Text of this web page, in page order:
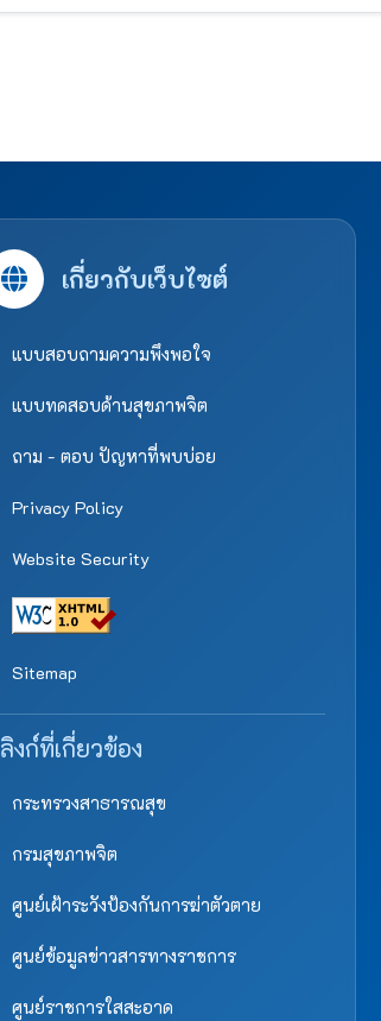
เกี่ยวกับเว็บไซต์
แบบสอบถามความพึงพอใจ
แบบทดสอบด้านสุขภาพจิต
ถาม - ตอบ ปัญหาที่พบบ่อย
Privacy Policy
Website Security
Sitemap
ลิงก์ที่เกี่ยวข้อง
กระทรวงสาธารณสุข
กรมสุขภาพจิต
ศูนย์เฝ้าระวังป้องกันการฆ่าตัวตาย
ศูนย์ข้อมูลข่าวสารทางราชการ
ศูนย์ราชการใสสะอาด